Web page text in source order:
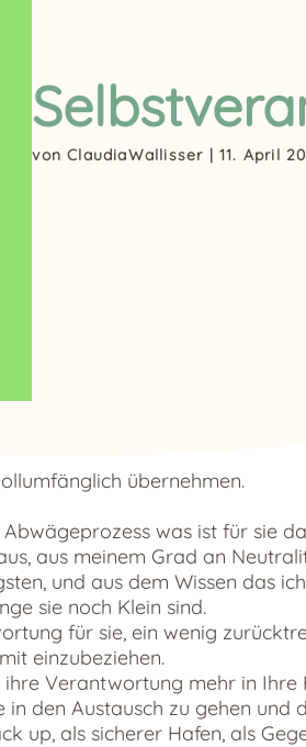
vonClaudiaWallisser |11. April
übernehmen.
was ist für sie
aus meinem Grad an
und aus dem Wissen das
sie noch Klein sind.
für sie, ein wenig
einzubeziehen.
Verantwortung mehr in Ihre
den Austausch zu gehen und
up, als sicherer Hafen, als